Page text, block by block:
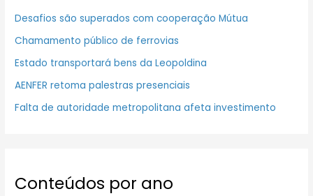
Desafios são superados com cooperação Mútua
Chamamento público de ferrovias
Estado transportará bens da Leopoldina
AENFER retoma palestras presenciais
Falta de autoridade metropolitana afeta investimento
Conteúdos por ano